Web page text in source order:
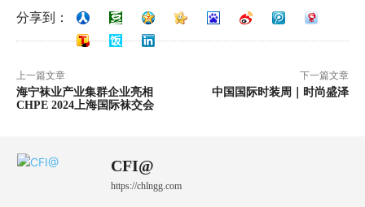
分享到：
上一篇文章
海宁袜业产业集群企业亮相
CHPE 2024上海国际袜交会
下一篇文章
中国国际时装周｜时尚盛泽
CFI@
https://chlngg.com